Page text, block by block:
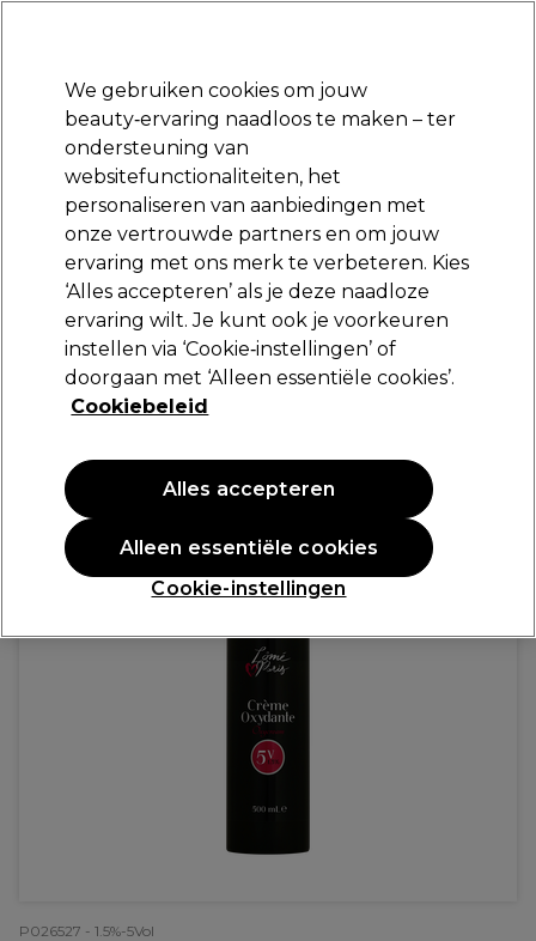
Aanmelden
Merken Deals Haar Elektra
Volgende dag geleverd*
Na verzending, maandag t/m vrijdag
Lômé Paris
Lômé Paris Créme Ontwikkelaar 1.5%-5Vol
500ml
(32
P026527 - 1.5%-5Vol
We gebruiken cookies om jouw
beauty‑ervaring naadloos te maken – ter
ondersteuning van
websitefunctionaliteiten, het
personaliseren van aanbiedingen met
onze vertrouwde partners en om jouw
ervaring met ons merk te verbeteren. Kies
‘Alles accepteren’ als je deze naadloze
ervaring wilt. Je kunt ook je voorkeuren
instellen via ‘Cookie‑instellingen’ of
doorgaan met ‘Alleen essentiële cookies’.
Cookiebeleid
Cookie-instellingen
Alleen essentiële cookies
Alles accepteren